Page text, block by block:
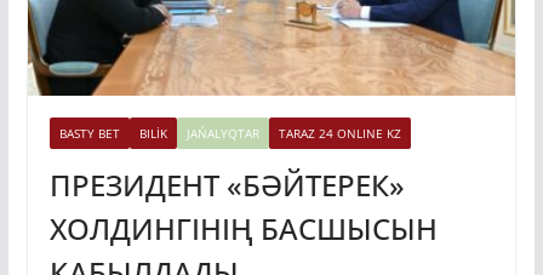
BASTY BET BILİK JAŃALYQTAR TARAZ 24 ONLINE KZ
ПРЕЗИДЕНТ «БӘЙТЕРЕК»
ХОЛДИНГІНІҢ БАСШЫСЫН